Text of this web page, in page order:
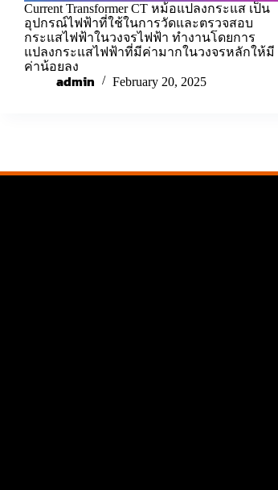
Current Transformer CT หม้อแปลงกระแส เป็น
อุปกรณ์ไฟฟ้าที่ใช้ในการวัดและตรวจสอบ
กระแสไฟฟ้าในวงจรไฟฟ้า ทำงานโดยการ
แปลงกระแสไฟฟ้าที่มีค่ามากในวงจรหลักให้มี
ค่าน้อยลง
admin February 20, 2025